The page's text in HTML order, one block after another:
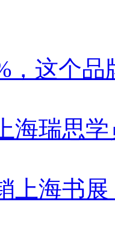
，这个
海瑞思
上海书